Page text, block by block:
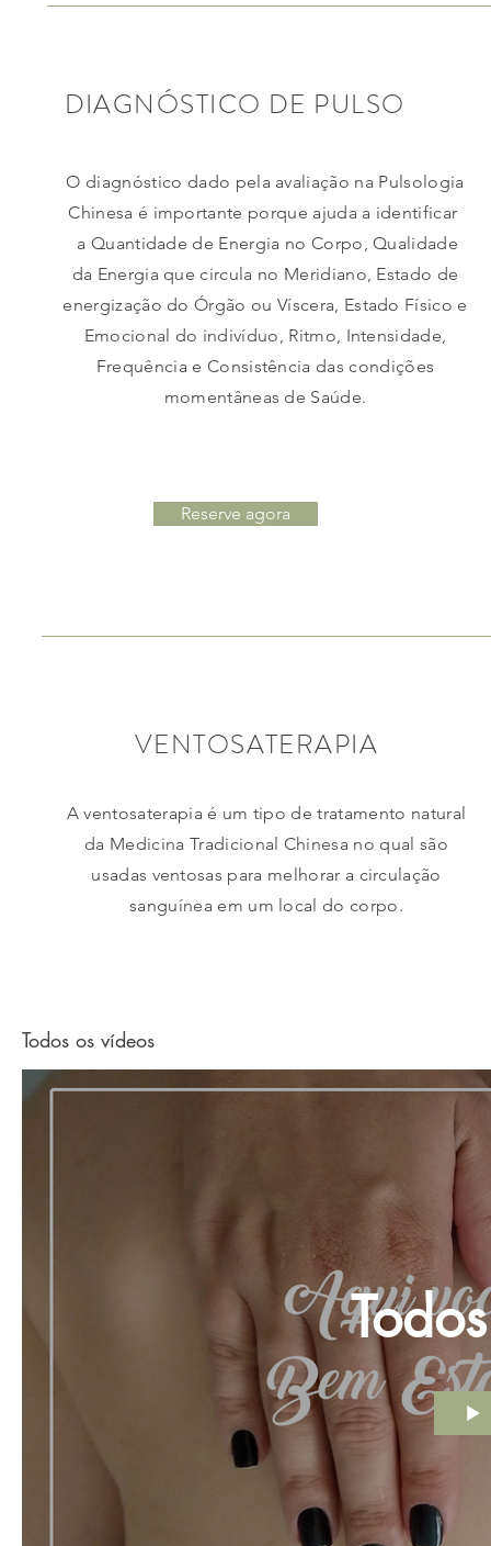
Reserve agora
VENTOSATERAPIA
A ventosaterapia é um tipo de tratamento natural
da Medicina Tradicional Chinesa no qual são
usadas ventosas para melhorar a circulação
sanguínea em um local do corpo.
DIAGNÓSTICO DE PULSO
O diagnóstico dado pela avaliação na Pulsologia
Chinesa é importante porque ajuda a identificar
a Quantidade de Energia no Corpo, Qualidade
da Energia que circula no Meridiano, Estado de
energização do Órgão ou Víscera, Estado Físico e
Emocional do indivíduo, Ritmo, Intensidade,
Frequência e Consistência das condições
momentâneas de Saúde.
Todos os vídeos